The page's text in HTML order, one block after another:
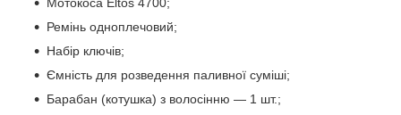
Мотокоса Eltos 4700;
Ремінь одноплечовий;
Набір ключів;
Ємність для розведення паливної суміші;
Барабан (котушка) з волосінню — 1 шт.;